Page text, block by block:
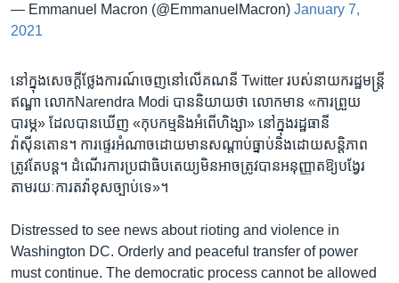
— Emmanuel Macron (@EmmanuelMacron) January 7,
2021
នៅ​ក្នុង​សេច​ក្តីថ្លែង​ការណ៍​ចេញ​នៅ​លើ​គណនី​ Twitter ​របស់​នាយករដ្ឋ​មន្រ្តី​
ឥណ្ឌា​ លោក​Narendra Modi បាន​និយាយ​ថា​ លោក​មាន «ការ​ព្រួយ
បារម្ភ» ​ដែល​បាន​ឃើញ​ «កុបកម្ម​និង​អំពើ​ហិង្សា»​ នៅ​ក្នុង​រដ្ឋធានី​
វ៉ាស៊ីនតោន។ ការ​ផ្ទេរ​អំណាច​ដោយ​មាន​សណ្តាប់​ធ្នាប់​និង​ដោយសន្តិភាព​
ត្រូវតែ​បន្ដ។ ដំណើរការ​ប្រជា​ធិបតេយ្យ​មិនអាច​ត្រូវ​បាន​អនុញ្ញាត​ឱ្យបង្វែរ​
តាមរយៈ​ការ​តវ៉ា​ខុសច្បាប់​ទេ»។
Distressed to see news about rioting and violence in
Washington DC. Orderly and peaceful transfer of power
must continue. The democratic process cannot be allowed